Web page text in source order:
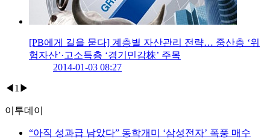
[PB에게 길을 묻다] 계층별 자산관리 전략… 중산층 ‘위
험자산’·고소득층 ‘경기민감株’ 주목
2014-01-03 08:27
◀ 1 ▶
이투데이
“아직 성과급 남았다” 동학개미 ‘삼성전자’ 폭풍 매수